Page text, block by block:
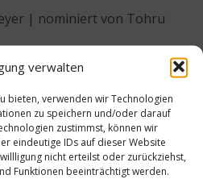
verwalten
bieten, verwenden wir Technologien
zu speichern und/oder darauf
zustimmst, können wir
eindeutige IDs auf dieser Website
nicht erteilst oder zurückziehst,
Funktionen beeinträchtigt werden.
| nominiert von Tohru
Leonhard Riederer von
Nakamura
Shimizu | nominiert von